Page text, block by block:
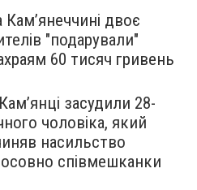
Камʼянеччині двоє
"подарували"
60 тисяч гривень
засудили 28-
чоловіка, який
насильство
співмешканки